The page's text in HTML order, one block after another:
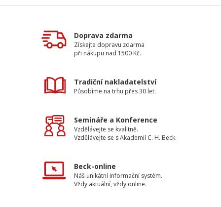
Doprava zdarma
Získejte dopravu zdarma
při nákupu nad 1500 Kč.
Tradiční nakladatelství
Působíme na trhu přes 30 let.
Semináře a Konference
Vzdělávejte se kvalitně.
Vzdělávejte se s Akademií C. H. Beck.
Beck-online
Náš unikátní informační systém.
Vždy aktuální, vždy online.